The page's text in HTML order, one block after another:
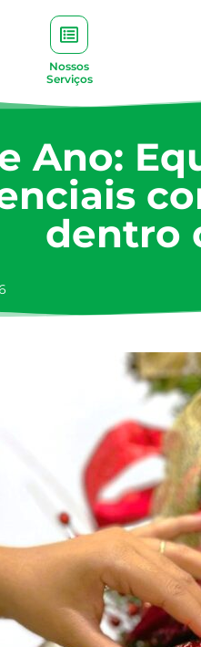
Nossos
Serviços
Ano:
dentro